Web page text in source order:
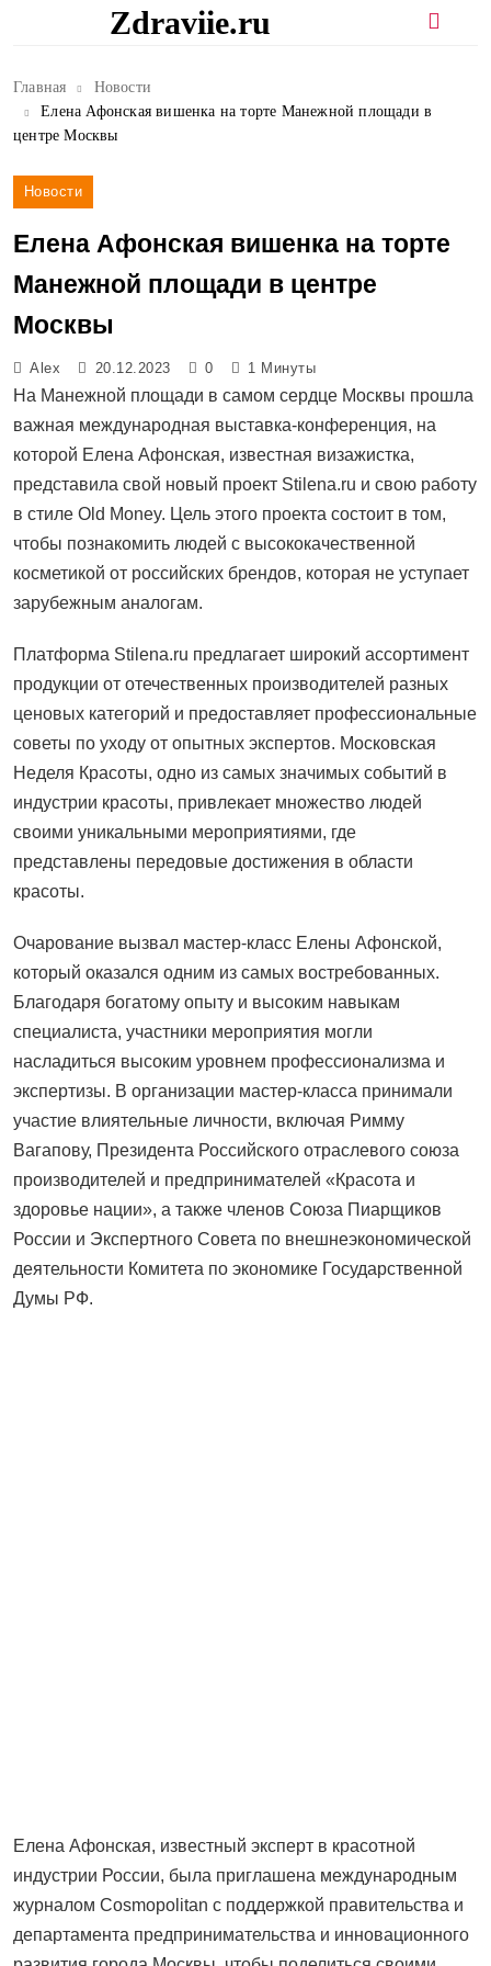
Zdraviie.ru
Главная
Новости
Елена Афонская вишенка на торте Манежной площади в
центре Москвы
Новости
Елена Афонская вишенка на торте
Манежной площади в центре
Москвы
Alex 20.12.2023 0 1 Минуты
На Манежной площади в самом сердце Москвы прошла
важная международная выставка-конференция, на
которой Елена Афонская, известная визажистка,
представила свой новый проект Stilena.ru и свою работу
в стиле Old Money. Цель этого проекта состоит в том,
чтобы познакомить людей с высококачественной
косметикой от российских брендов, которая не уступает
зарубежным аналогам.
Платформа Stilena.ru предлагает широкий ассортимент
продукции от отечественных производителей разных
ценовых категорий и предоставляет профессиональные
советы по уходу от опытных экспертов. Московская
Неделя Красоты, одно из самых значимых событий в
индустрии красоты, привлекает множество людей
своими уникальными мероприятиями, где
представлены передовые достижения в области
красоты.
Очарование вызвал мастер-класс Елены Афонской,
который оказался одним из самых востребованных.
Благодаря богатому опыту и высоким навыкам
специалиста, участники мероприятия могли
насладиться высоким уровнем профессионализма и
экспертизы. В организации мастер-класса принимали
участие влиятельные личности, включая Римму
Вагапову, Президента Российского отраслевого союза
производителей и предпринимателей «Красота и
здоровье нации», а также членов Союза Пиарщиков
России и Экспертного Совета по внешнеэкономической
деятельности Комитета по экономике Государственной
Думы РФ.
Елена Афонская, известный эксперт в красотной
индустрии России, была приглашена международным
журналом Cosmopolitan с поддержкой правительства и
департамента предпринимательства и инновационного